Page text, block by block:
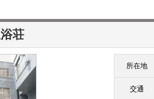
荘
所在地
交通